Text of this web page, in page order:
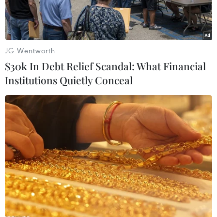
Ảnh chỉ có tính minh họa. (Nguồn: Investo)
Theo báo cáo kinh doanh mới nhất, các “đại gia”
dầu mỏ của Mỹ là ExxonMobil và Chevron đều
thua lỗ trong quý vừa qua, khi sự không chắc
chắn về nhu cầu năng lượng do đại dịch COVID-
19 gây ra buộc ngành dầu khí phải kiềm chế chi
JG Wentworth
$30k In Debt Relief Scandal: What Financial
Institutions Quietly Conceal